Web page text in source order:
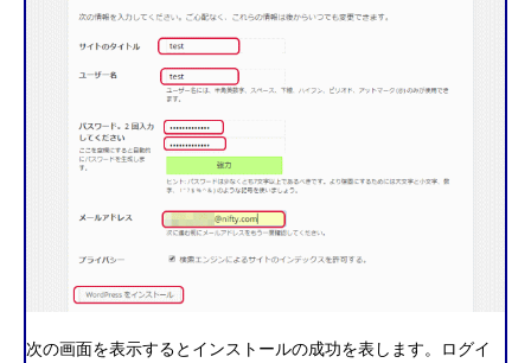
次の画面を表示するとインストールの成功を表します。ログイ